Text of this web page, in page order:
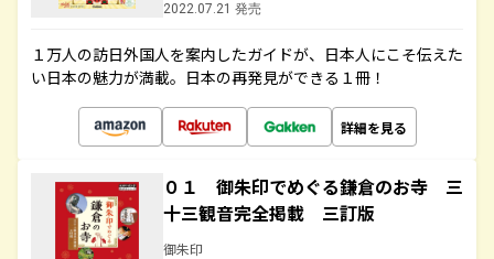
2022.07.21 発売
１万人の訪日外国人を案内したガイドが、日本人にこそ伝えた
い日本の魅力が満載。日本の再発見ができる１冊！
詳細を見る
０１ 御朱印でめぐる鎌倉のお寺 三
十三観音完全掲載 三訂版
御朱印